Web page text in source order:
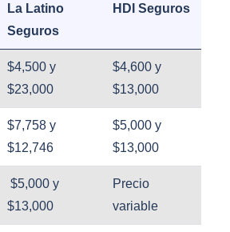
La Latino
Seguros
HDI Seguros
$4,500 y
$23,000
$4,600 y
$13,000
$7,758 y
$12,746
$5,000 y
$13,000
$5,000 y
$13,000
Precio
variable